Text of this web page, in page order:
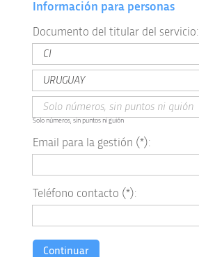
Información para personas
Documento del titular del servicio:
Solo números, sin puntos ni guión
Email para la gestión (*):
Teléfono contacto (*):